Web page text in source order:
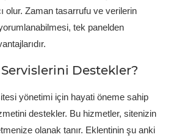
olur. Zaman tasarrufu ve verilerin
tek panelden
Destekler?
yönetimi için hayati öneme sahip
destekler. Bu hizmetler, sitenizin
olanak tanır. Eklentinin şu anki